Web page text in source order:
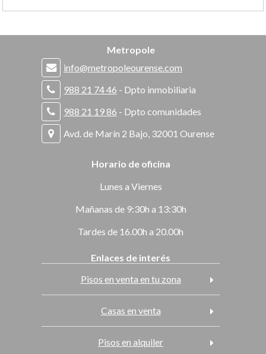
Metropole
info@metropoleourense.com
988 21 74 46 - Dpto inmobiliaria
988 21 19 86 - Dpto comunidades
Avd. de Marín 2 Bajo, 32001 Ourense
Horario de oficina
Lunes a Viernes
Mañanas de 9:30h a 13:30h
Tardes de 16.00h a 20.00h
Enlaces de interés
Pisos en venta en tu zona
Casas en venta
Pisos en alquiler